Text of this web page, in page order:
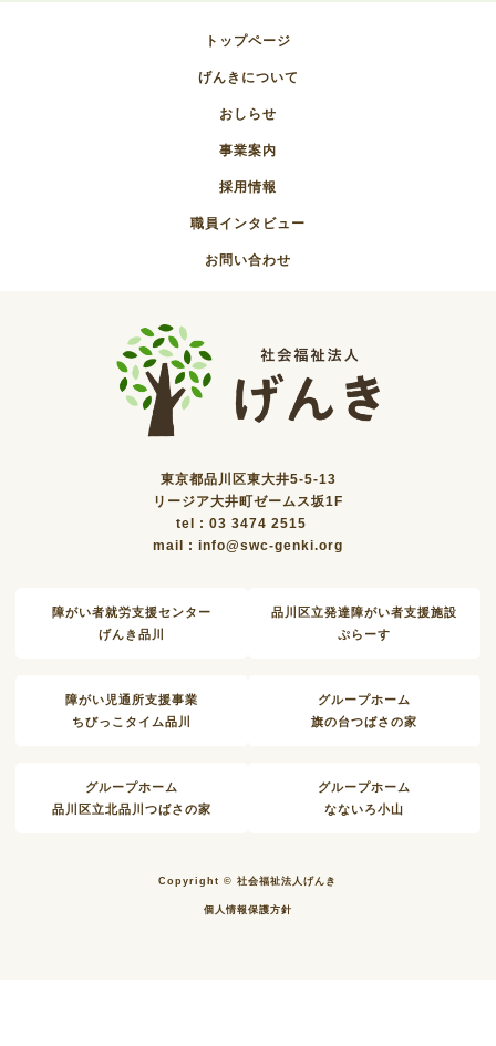
トップページ
げんきについて
おしらせ
事業案内
採用情報
職員インタビュー
お問い合わせ
東京都品川区東大井5-5-13
リージア大井町ゼームス坂1F
tel : 03 3474 2515
mail : info@swc-genki.org
障がい者就労支援センター
げんき品川
品川区立発達障がい者支援施設
ぷらーす
障がい児通所支援事業
ちびっこタイム品川
グループホーム
旗の台つばさの家
グループホーム
品川区立北品川つばさの家
グループホーム
なないろ小山
Copyright © 社会福祉法人げんき
個人情報保護方針